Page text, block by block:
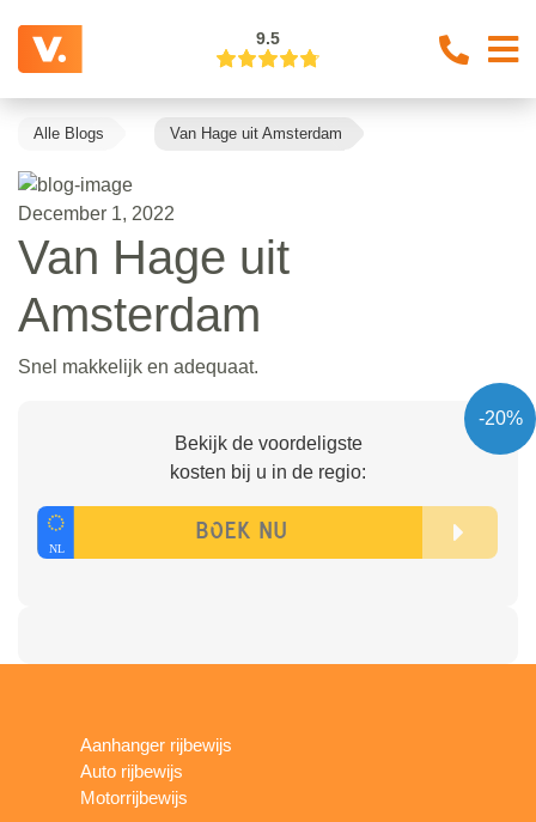
9.5
Alle Blogs Van Hage uit Amsterdam
December 1, 2022
Van Hage uit
Amsterdam
Snel makkelijk en adequaat.
-20%
Bekijk de voordeligste
kosten bij u in de regio:
Aanhanger rijbewijs
Auto rijbewijs
Motorrijbewijs